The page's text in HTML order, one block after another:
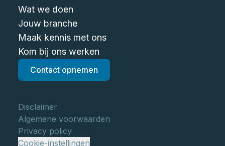
Wat we doen
Jouw branche
Maak kennis met ons
Kom bij ons werken
Contact opnemen
Disclaimer
Algemene voorwaarden
Privacy policy
Cookie-instellingen